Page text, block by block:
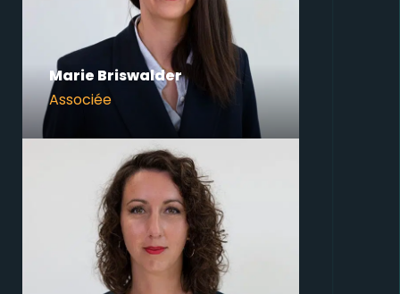
Marie Briswalder
Associée